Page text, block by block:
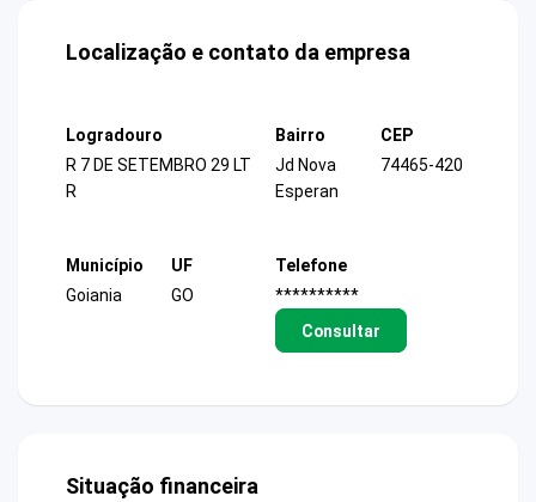
Localização e contato da empresa
Logradouro
R 7 DE SETEMBRO 29 LT
R
Bairro
Jd Nova
Esperan
CEP
74465-420
Município
Goiania
UF
GO
Telefone
**********
Consultar
Situação financeira